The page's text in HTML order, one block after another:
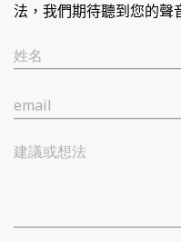
法，我們期待聽到您的聲
姓名
email
建議或想法